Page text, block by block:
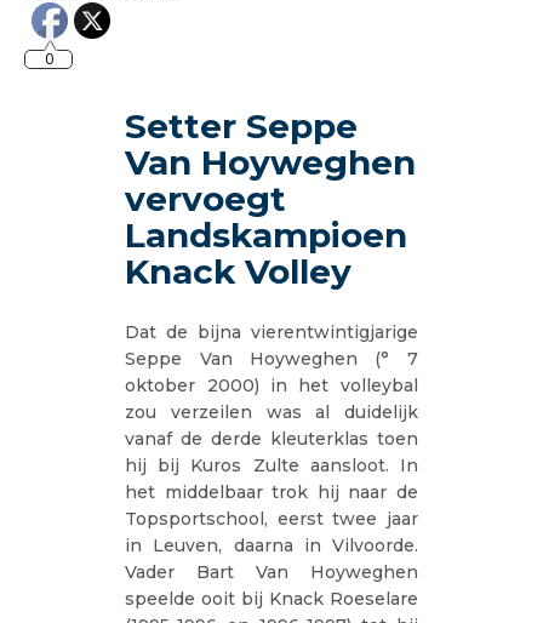
0
Setter Seppe
Van Hoyweghen
vervoegt
Landskampioen
Knack Volley
Dat de bijna vierentwintigjarige
Seppe Van Hoyweghen (° 7
oktober 2000) in het volleybal
zou verzeilen was al duidelijk
vanaf de derde kleuterklas toen
hij bij Kuros Zulte aansloot. In
het middelbaar trok hij naar de
Topsportschool, eerst twee jaar
in Leuven, daarna in Vilvoorde.
Vader Bart Van Hoyweghen
speelde ooit bij Knack Roeselare